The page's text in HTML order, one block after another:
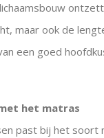
maar ook de
een goed
het matras
past bij het